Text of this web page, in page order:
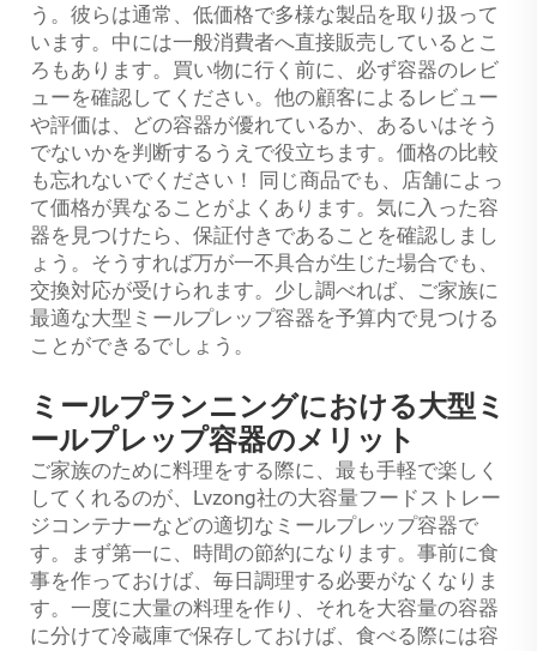
う。彼らは通常、低価格で多様な製品を取り扱って
います。中には一般消費者へ直接販売しているとこ
ろもあります。買い物に行く前に、必ず容器のレビ
ューを確認してください。他の顧客によるレビュー
や評価は、どの容器が優れているか、あるいはそう
でないかを判断するうえで役立ちます。価格の比較
も忘れないでください！ 同じ商品でも、店舗によっ
て価格が異なることがよくあります。気に入った容
器を見つけたら、保証付きであることを確認しまし
ょう。そうすれば万が一不具合が生じた場合でも、
交換対応が受けられます。少し調べれば、ご家族に
最適な大型ミールプレップ容器を予算内で見つける
ことができるでしょう。
ミールプランニングにおける大型ミ
ールプレップ容器のメリット
ご家族のために料理をする際に、最も手軽で楽しく
してくれるのが、Lvzong社の大容量フードストレー
ジコンテナーなどの適切なミールプレップ容器で
す。まず第一に、時間の節約になります。事前に食
事を作っておけば、毎日調理する必要がなくなりま
す。一度に大量の料理を作り、それを大容量の容器
に分けて冷蔵庫で保存しておけば、食べる際には容